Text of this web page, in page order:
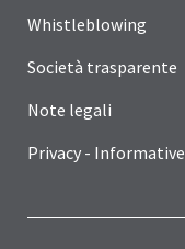
Whistleblowing
Società trasparente
Note legali
Privacy - Informative